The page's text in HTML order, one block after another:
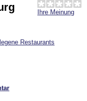
Ihre Meinung
Restaurants